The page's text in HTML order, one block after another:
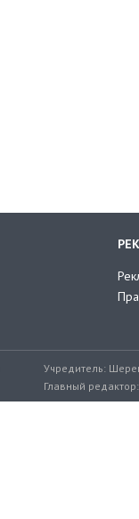
Учредитель:
Главный